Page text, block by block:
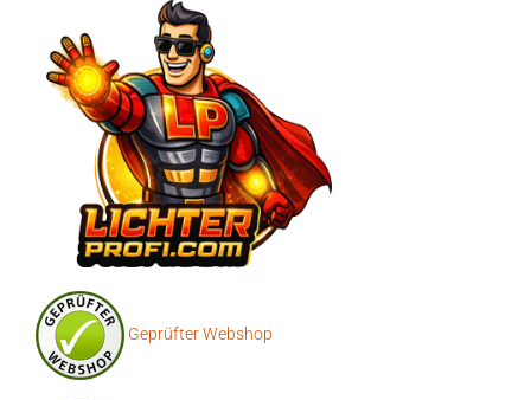
Geprüfter Webshop